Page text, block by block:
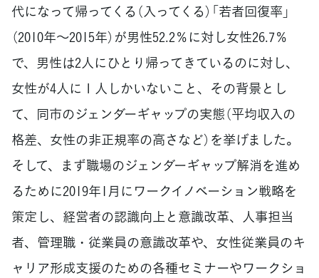
代になって帰ってくる（入ってくる）「若者回復率」
（2010年～2015年）が男性52.2％に対し女性26.7％
で、男性は2人にひとり帰ってきているのに対し、
女性が4人に１人しかいないこと、その背景とし
て、同市のジェンダーギャップの実態（平均収入の
格差、女性の非正規率の高さなど）を挙げました。
そして、まず職場のジェンダーギャップ解消を進め
るために2019年1月にワークイノベーション戦略を
策定し、経営者の認識向上と意識改革、人事担当
者、管理職・従業員の意識改革や、女性従業員のキ
ャリア形成支援のための各種セミナーやワークショ